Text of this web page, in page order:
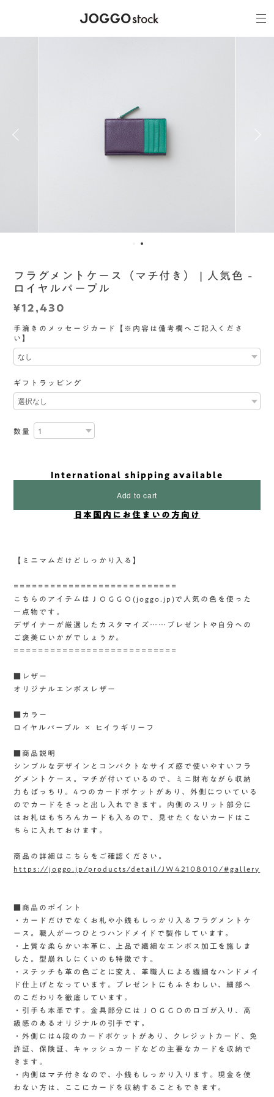
フラグメントケース（マチ付き） | 人気色 -
ロイヤルパープル
¥12,430
手漉きのメッセージカード【※内容は備考欄へご記入くださ
い】
ギフトラッピング
数量
International shipping available
Add to cart
日本国内にお住まいの方向け
【ミニマムだけどしっかり入る】
===========================
こちらのアイテムはＪＯＧＧＯ(joggo.jp)で人気の色を使った
一点物です。
デザイナーが厳選したカスタマイズ……プレゼントや自分への
ご褒美にいかがでしょうか。
===========================
■レザー
オリジナルエンボスレザー
■カラー
ロイヤルパープル × ヒイラギリーフ
■商品説明
シンプルなデザインとコンパクトなサイズ感で使いやすいフラ
グメントケース。マチが付いているので、ミニ財布ながら収納
力もばっちり。4つのカードポケットがあり、外側についている
のでカードをさっと出し入れできます。内側のスリット部分に
はお札はもちろんカードも入るので、見せたくないカードはこ
ちらに入れておけます。
商品の詳細はこちらをご確認ください。
https://joggo.jp/products/detail/JW42108010/#gallery
■商品のポイント
・カードだけでなくお札や小銭もしっかり入るフラグメントケ
ース。職人が一つひとつハンドメイドで製作しています。
・上質な柔らかい本革に、上品で繊細なエンボス加工を施しま
した。型崩れしにくいのも特徴です。
・ステッチも革の色ごとに変え、革職人による繊細なハンドメイ
ド仕上げとなっています。プレゼントにもふさわしい、細部へ
のこだわりを徹底しています。
・引手も本革です。金具部分にはＪＯＧＧＯのロゴが入り、高
級感のあるオリジナルの引手です。
・外側には4段のカードポケットがあり、クレジットカード、免
許証、保険証、キャッシュカードなどの主要なカードを収納で
きます。
・内側はマチ付きなので、小銭もしっかり入ります。現金を使
わない方は、ここにカードを収納することもできます。